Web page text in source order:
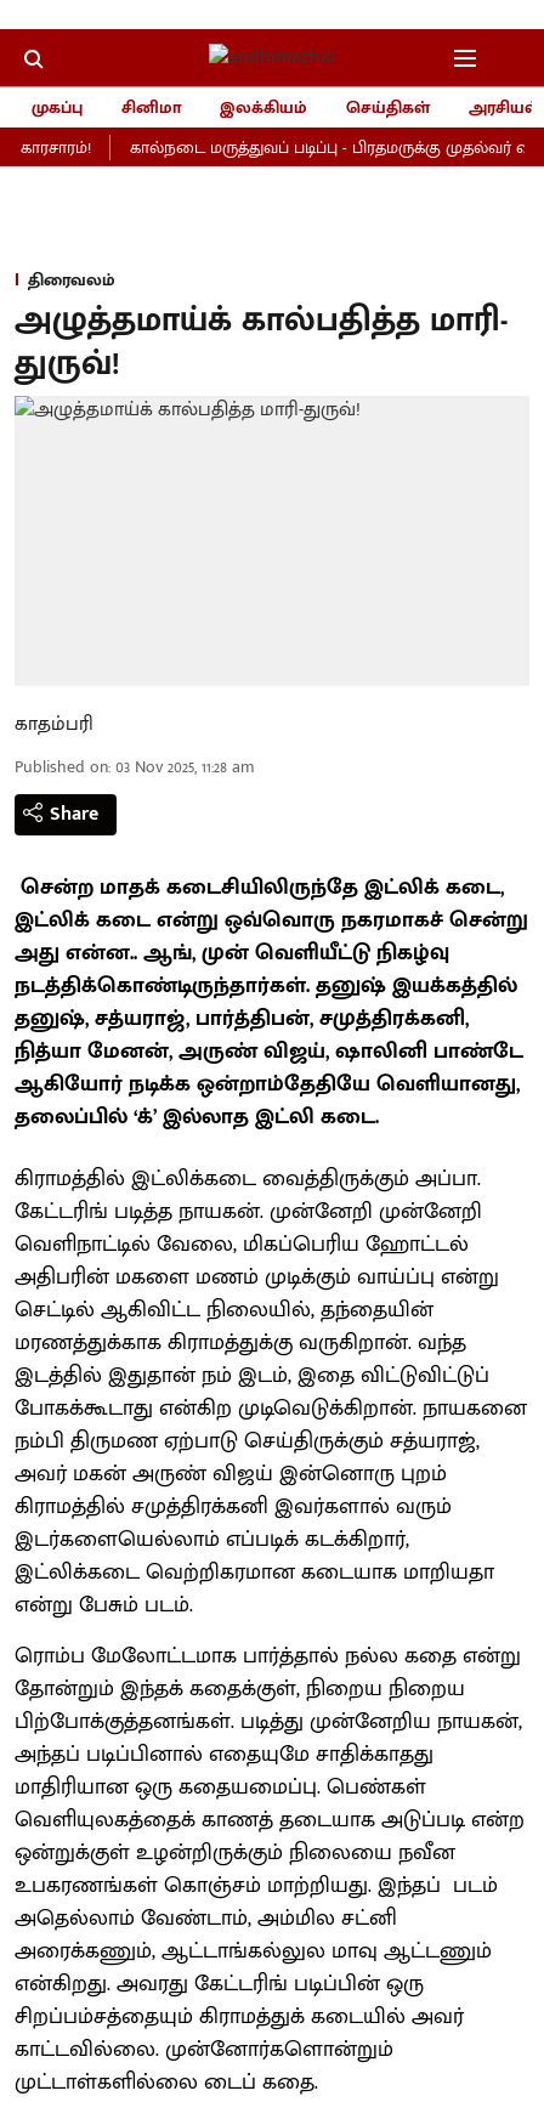
முகப்பு சினிமா இலக்கியம் செய்திகள்
அரசியல்
கால்நடை மருத்துவப் படிப்பு - பிரதமருக்கு முதல்வர்
திரைவலம்
அழுத்தமாய்க் கால்பதித்த மாரி-
துருவ்!
காதம்பரி
Published on:03 Nov 2025, 11:28 am
Share
சென்ற மாதக் கடைசியிலிருந்தே இட்லிக் கடை,
இட்லிக் கடை என்று ஒவ்வொரு நகரமாகச் சென்று
அது என்ன.. ஆங், முன் வெளியீட்டு நிகழ்வு
நடத்திக்கொண்டிருந்தார்கள். தனுஷ் இயக்கத்தில்
தனுஷ், சத்யராஜ், பார்த்திபன், சமுத்திரக்கனி,
நித்யா மேனன், அருண் விஜய், ஷாலினி பாண்டே
ஆகியோர் நடிக்க ஒன்றாம்தேதியே வெளியானது,
தலைப்பில் ‘க்’ இல்லாத இட்லி கடை.
கிராமத்தில் இட்லிக்கடை வைத்திருக்கும் அப்பா.
கேட்டரிங் படித்த நாயகன். முன்னேறி முன்னேறி
வெளிநாட்டில் வேலை, மிகப்பெரிய ஹோட்டல்
அதிபரின் மகளை மணம் முடிக்கும் வாய்ப்பு என்று
செட்டில் ஆகிவிட்ட நிலையில், தந்தையின்
மரணத்துக்காக கிராமத்துக்கு வருகிறான். வந்த
இடத்தில் இதுதான் நம் இடம், இதை விட்டுவிட்டுப்
போகக்கூடாது என்கிற முடிவெடுக்கிறான். நாயகனை
நம்பி திருமண ஏற்பாடு செய்திருக்கும் சத்யராஜ்,
அவர் மகன் அருண் விஜய் இன்னொரு புறம்
கிராமத்தில் சமுத்திரக்கனி இவர்களால் வரும்
இடர்களையெல்லாம் எப்படிக் கடக்கிறார்,
இட்லிக்கடை வெற்றிகரமான கடையாக மாறியதா
என்று பேசும் படம்.
ரொம்ப மேலோட்டமாக பார்த்தால் நல்ல கதை என்று
தோன்றும் இந்தக் கதைக்குள், நிறைய நிறைய
பிற்போக்குத்தனங்கள். படித்து முன்னேறிய நாயகன்,
அந்தப் படிப்பினால் எதையுமே சாதிக்காதது
மாதிரியான ஒரு கதையமைப்பு. பெண்கள்
வெளியுலகத்தைக் காணத் தடையாக அடுப்படி என்ற
ஒன்றுக்குள் உழன்றிருக்கும் நிலையை நவீன
உபகரணங்கள் கொஞ்சம் மாற்றியது. இந்தப் படம்
அதெல்லாம் வேண்டாம், அம்மில சட்னி
அரைக்கணும், ஆட்டாங்கல்லுல மாவு ஆட்டணும்
என்கிறது. அவரது கேட்டரிங் படிப்பின் ஒரு
சிறப்பம்சத்தையும் கிராமத்துக் கடையில் அவர்
காட்டவில்லை. முன்னோர்களொன்றும்
முட்டாள்களில்லை டைப் கதை.